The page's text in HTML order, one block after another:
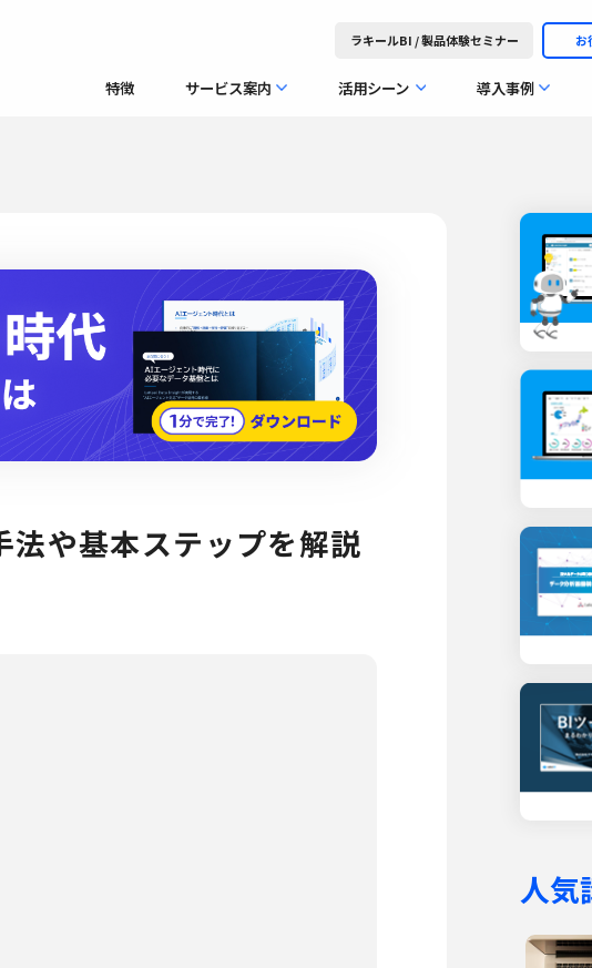
ラキールBI / 製品体験セミナー お
特徴 サービス案内 活用シーン 導入事例
法や基本ステップを解説
人気